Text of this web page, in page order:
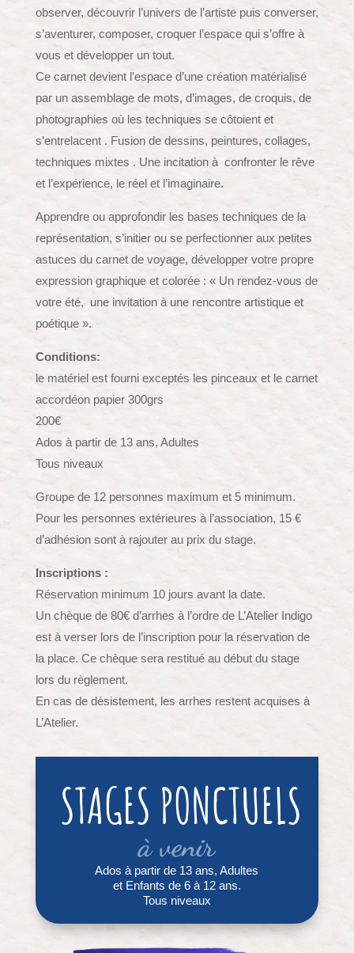
observer, découvrir l’univers de l’artiste puis converser,
s’aventurer, composer, croquer l’espace qui s’offre à
vous et développer un tout.
Ce carnet devient l’espace d’une création matérialisé
par un assemblage de mots, d’images, de croquis, de
photographies où les techniques se côtoient et
s’entrelacent . Fusion de dessins, peintures, collages,
techniques mixtes . Une incitation à confronter le rêve
et l’expérience, le réel et l’imaginaire.
Apprendre ou approfondir les bases techniques de la
représentation, s’initier ou se perfectionner aux petites
astuces du carnet de voyage, développer votre propre
expression graphique et colorée : « Un rendez-vous de
votre été, une invitation à une rencontre artistique et
poétique ».
Conditions:
le matériel est fourni exceptés les pinceaux et le carnet
accordéon papier 300grs
200€
Ados à partir de 13 ans, Adultes
Tous niveaux
Groupe de 12 personnes maximum et 5 minimum.
Pour les personnes extérieures à l’association, 15 €
d’adhésion sont à rajouter au prix du stage.
Inscriptions :
Réservation minimum 10 jours avant la date.
Un chèque de 80€ d’arrhes à l’ordre de L’Atelier Indigo
est à verser lors de l’inscription pour la réservation de
la place. Ce chèque sera restitué au début du stage
lors du règlement.
En cas de désistement, les arrhes restent acquises à
L’Atelier.
STAGES PONCTUELS
à venir
Ados à partir de 13 ans, Adultes
et Enfants de 6 à 12 ans.
Tous niveaux